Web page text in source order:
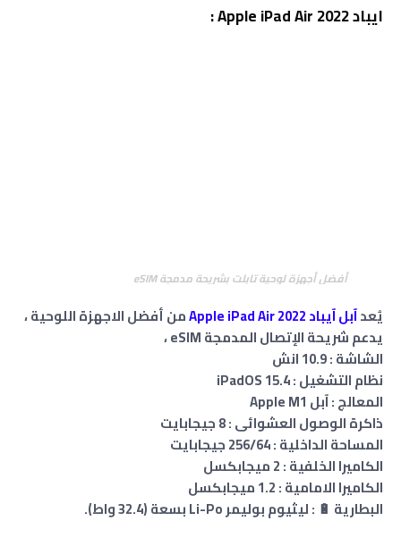
ايباد Apple iPad Air 2022 :
أفضل أجهزة لوحية تابلت بشريحة مدمجة eSIM
يُعدآبل آيباد Apple iPad Air 2022
من أفضل الاجهزة اللوحية ،
يدعم شريحة الإتصال المدمجة eSIM ،
الشاشة : 10.9 انش
نظام التشغيل : iPadOS 15.4
المعالج : آبل Apple M1
ذاكرة الوصول العشوائى : 8 جيجابايت
المساحة الداخلية : 256/64 جيجابايت
الكاميرا الخلفية : 2 ميجابكسل
الكاميرا الامامية : 1.2 ميجابكسل
البطارية 🔋 : ليثيوم بوليمر Li-Po بسعة (32.4 واط).